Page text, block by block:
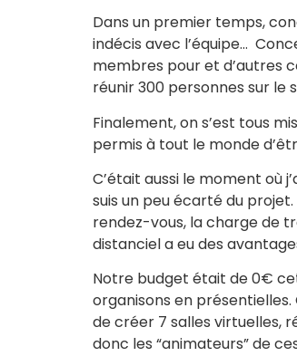
Dans un premier temps,
indécis avec l’équipe…
membres pour et d’autres
réunir 300 personnes sur le
Finalement, on s’est tous
permis à tout le monde
C’était aussi le moment où
suis un peu écarté du
rendez-vous, la charge de
distanciel a eu des
Notre budget était de 0€
organisons en
de créer 7 salles virtuelles,
donc les “animateurs” de